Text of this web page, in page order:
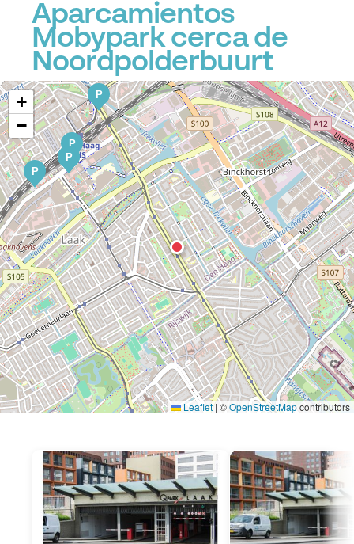
Aparcamientos
Mobypark cerca de
Noordpolderbuurt
P
P
P
P
P
P
P
P
+
−
Leaflet| ©OpenStreetMapcontributors